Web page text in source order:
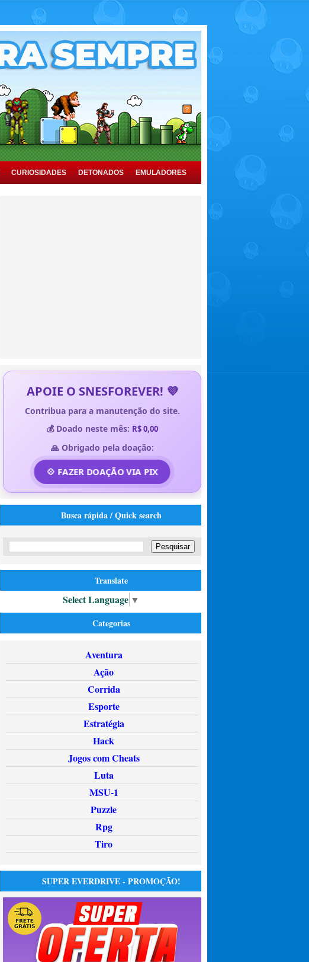
CURIOSIDADES DETONADOS EMULADORES
APOIE O SNESFOREVER! 💜
Contribua para a manutenção do site.
💰 Doado neste mês: R$ 0,00
🙏 Obrigado pela doação:
💠 FAZER DOAÇÃO VIA PIX
Busca rápida / Quick search
Translate
Select Language ▼
Categorias
Aventura
Ação
Corrida
Esporte
Estratégia
Hack
Jogos com Cheats
Luta
MSU-1
Puzzle
Rpg
Tiro
SUPER EVERDRIVE - PROMOÇÃO!